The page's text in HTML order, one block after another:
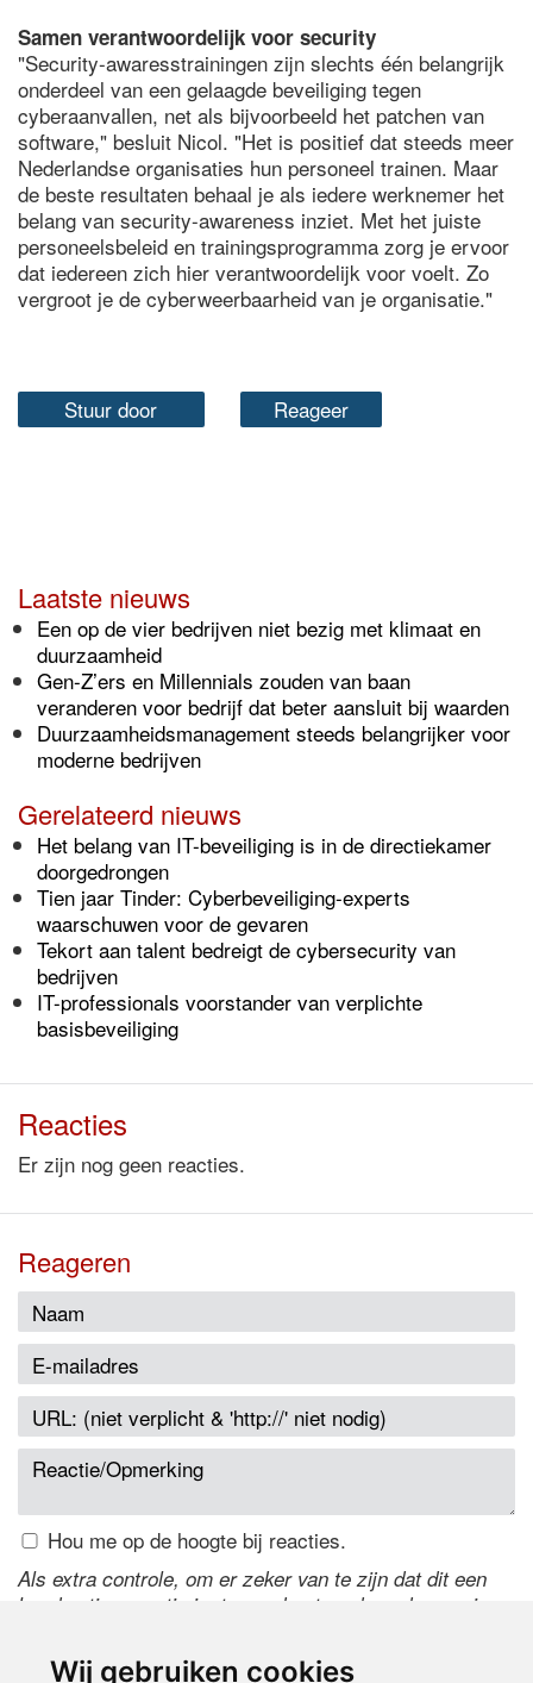
Wij gebruiken cookies
Samen verantwoordelijk voor security
"Security-awaresstrainingen zijn slechts één belangrijk
onderdeel van een gelaagde beveiliging tegen
cyberaanvallen, net als bijvoorbeeld het patchen van
software," besluit Nicol. "Het is positief dat steeds meer
Nederlandse organisaties hun personeel trainen. Maar
de beste resultaten behaal je als iedere werknemer het
belang van security-awareness inziet. Met het juiste
personeelsbeleid en trainingsprogramma zorg je ervoor
dat iedereen zich hier verantwoordelijk voor voelt. Zo
vergroot je de cyberweerbaarheid van je organisatie."
Stuur door Reageer
Laatste nieuws
Een op de vier bedrijven niet bezig met klimaat en
duurzaamheid
Gen-Z’ers en Millennials zouden van baan
veranderen voor bedrijf dat beter aansluit bij waarden
Duurzaamheidsmanagement steeds belangrijker voor
moderne bedrijven
Gerelateerd nieuws
Het belang van IT-beveiliging is in de directiekamer
doorgedrongen
Tien jaar Tinder: Cyberbeveiliging-experts
waarschuwen voor de gevaren
Tekort aan talent bedreigt de cybersecurity van
bedrijven
IT-professionals voorstander van verplichte
basisbeveiliging
Reacties
Er zijn nog geen reacties.
Reageren
Hou me op de hoogte bij reacties.
Als extra controle, om er zeker van te zijn dat dit een
handmatige reactie is, typ onderstaande code over in
de code te wijzigen.